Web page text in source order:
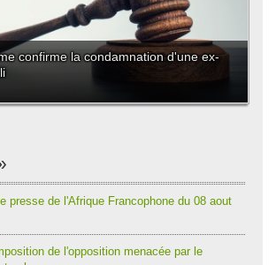
confirme la condamnation d'une ex-
presse de l'Afrique Francophone du 08 aout
de l'opposition menacée par le